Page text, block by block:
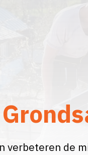
verbeteren de